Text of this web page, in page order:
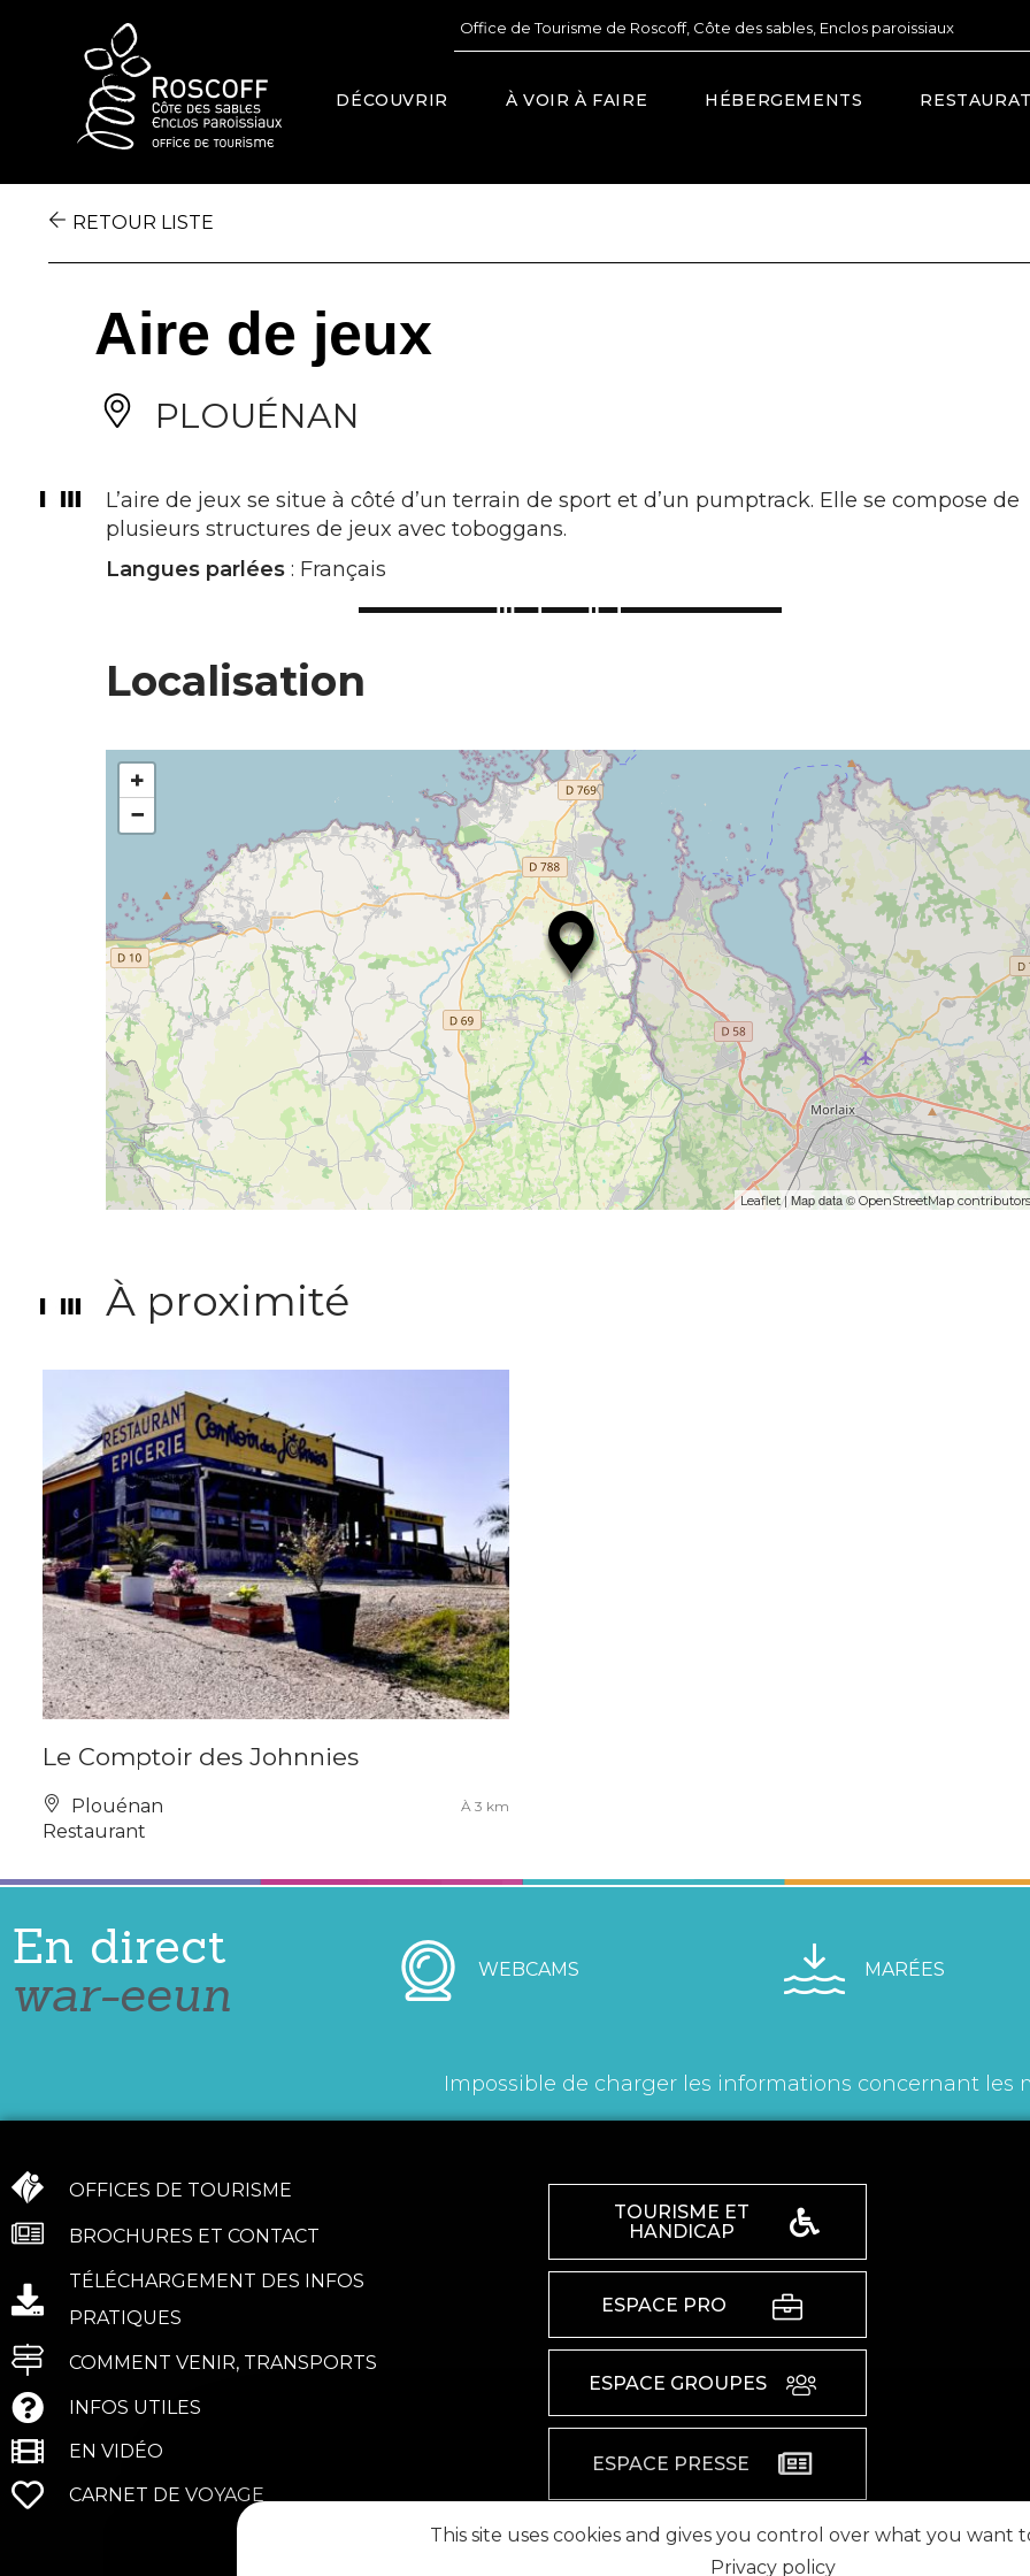
Office de Tourisme de Roscoff, Côte des sables, Enclos paroissiaux
DÉCOUVRIR À VOIR À FAIRE HÉBERGEMENTS
RETOUR LISTE
Aire de jeux
PLOUÉNAN
L’aire de jeux se situe à côté d’un terrain de sport et d’un pumptrack. Elle se compose de
plusieurs structures de jeux avec toboggans.
Langues parlées : Français
Localisation
+
−
Leaflet| Map data ©OpenStreetMap
À proximité
Le Comptoir des Johnnies
Plouénan À 3 km
Restaurant
En direct
war-eeun WEBCAMS MARÉES
Impossible de charger les informations concernant les
OFFICES DE TOURISME
BROCHURES ET CONTACT
TÉLÉCHARGEMENT DES INFOS
PRATIQUES
COMMENT VENIR, TRANSPORTS
INFOS UTILES
EN VIDÉO
CARNET DE VOYAGE
TOURISME ET
HANDICAP
ESPACE PRO
ESPACE GROUPES
ESPACE PRESSE
RETROUVEZ-NOUS SUR
This site uses cookies and gives you control over what you want
Privacy policy